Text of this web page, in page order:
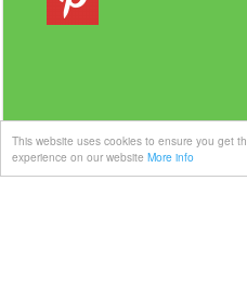
This website uses cookies to ensure you get
experience on our website More info
Veilig
Link-it BV| Liersebaan